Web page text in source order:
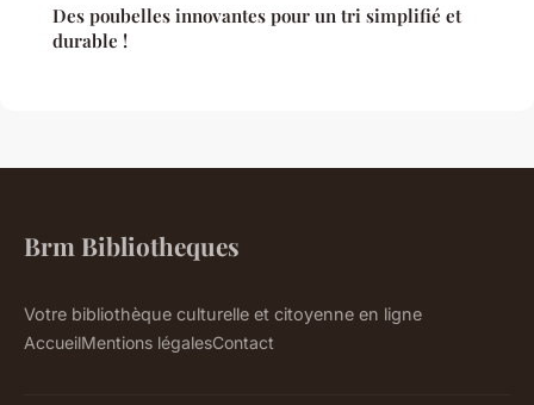
Des poubelles innovantes pour un tri simplifié et
durable !
Brm Bibliotheques
Votre bibliothèque culturelle et citoyenne en ligne
AccueilMentions légalesContact